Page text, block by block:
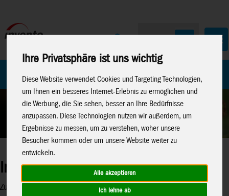
Ihre Privatsphäre ist uns wichtig
Diese Website verwendet Cookies und Targeting Technologien,
um Ihnen ein besseres Internet-Erlebnis zu ermöglichen und
die Werbung, die Sie sehen, besser an Ihre Bedürfnisse
anzupassen. Diese Technologien nutzen wir außerdem, um
Ergebnisse zu messen, um zu verstehen, woher unsere
Besucher kommen oder um unsere Website weiter zu
entwickeln.
Alle akzeptieren
Ich lehne ab
Invento und NABU
Zu einem innovativen Arbeitsklima gehört ein "lebendiges"